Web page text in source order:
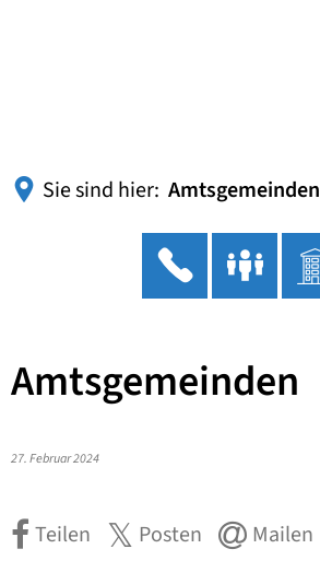
Sie sind hier: Amtsgemeinden
Amtsgemeinden
27. Februar 2024
Teilen Posten Mailen